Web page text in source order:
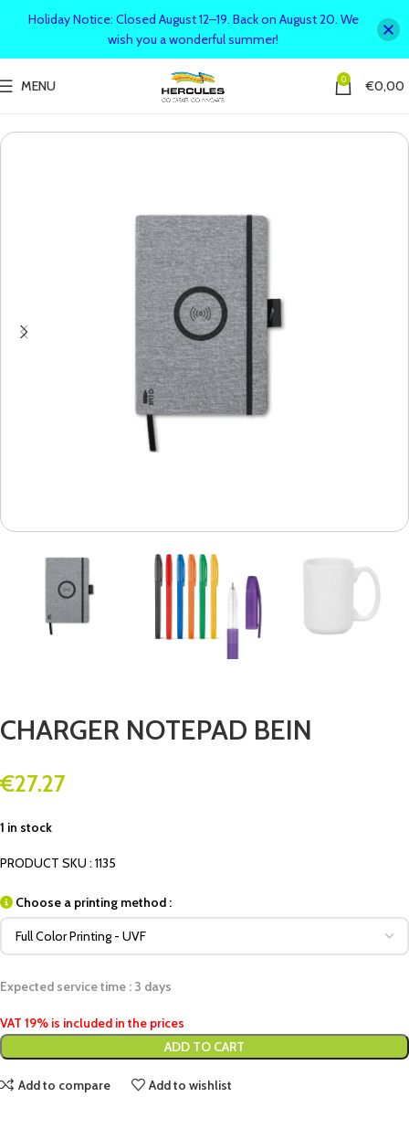
MENU 0 €0,00
CHARGER NOTEPAD BEIN
€27.27
1 in stock
PRODUCT SKU : 1135
Choose a printing method :
Expected service time : 3 days
VAT 19% is included in the prices
ADD TO CART
Add to compare Add to wishlist
Holiday Notice: Closed August 12–19. Back on August 20. We
wish you a wonderful summer!